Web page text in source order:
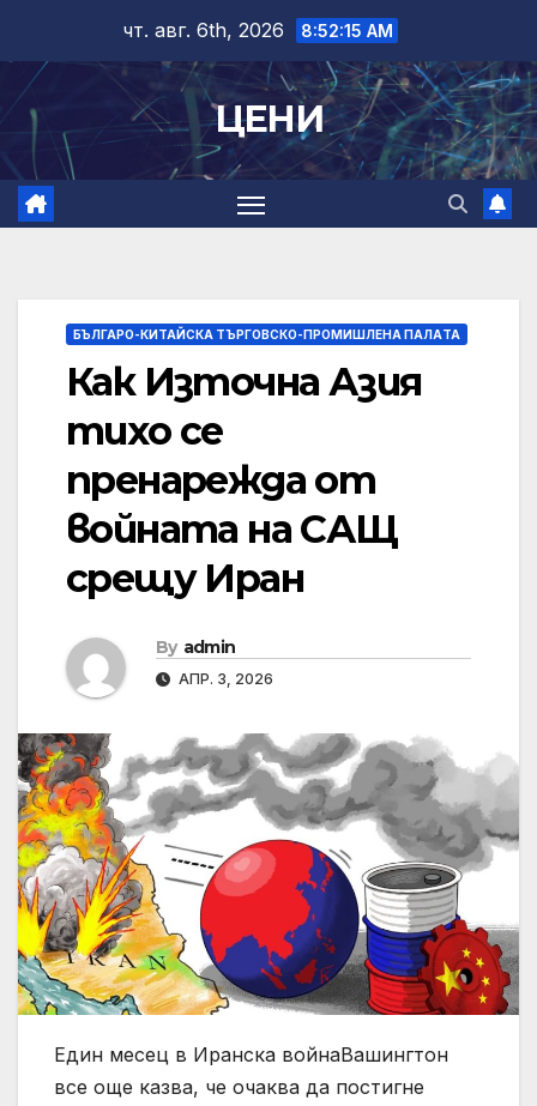
content
чт. авг. 6th, 2026 8:52:16 AM
ЦЕНИ
БЪЛГАРО-КИТАЙСКА ТЪРГОВСКО-ПРОМИШЛЕНА ПАЛAТА
Как Източна Азия
тихо се
пренарежда от
войната на САЩ
срещу Иран
By admin
АПР. 3, 2026
Един месец в Иранска войнаВашингтон
все още казва, че очаква да постигне